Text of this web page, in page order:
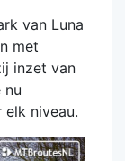
van Luna
met
inzet van
nu
niveau.